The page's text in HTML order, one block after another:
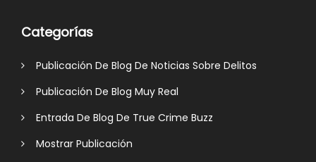
Categorías
Publicación De Blog De Noticias Sobre Delitos
Publicación De Blog Muy Real
Entrada De Blog De True Crime Buzz
Mostrar Publicación